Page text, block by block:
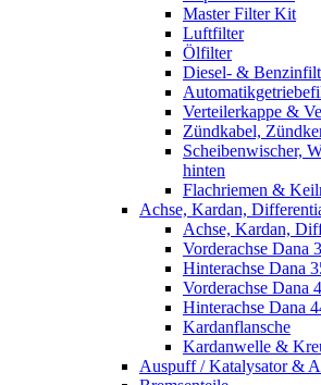
Master Filter Kit
Luftfilter
Ölfilter
Diesel- &
Verteilerkappe &
Zündkabel,
Scheibenwischer,
hinten
Flachriemen &
Achse, Kardan,
Achse, Kardan,
Vorderachse Dana
Hinterachse Dana
Vorderachse Dana
Hinterachse Dana
Kardanflansche
Kardanwelle &
Auspuff / Katalysator &